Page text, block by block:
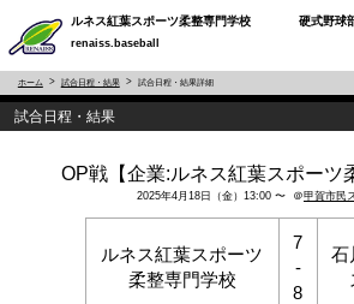
ルネス紅葉スポーツ柔整専門学校 硬式野球
renaiss.baseball
ホーム 試合日程・結果 試合日程・結果詳細
試合日程・結果
OP戦【企業:ルネス紅葉スポーツ
2025年4月18日（金）13:00 〜 ＠甲賀市民
ルネス紅葉スポーツ
柔整専門学校
7
-
8
石